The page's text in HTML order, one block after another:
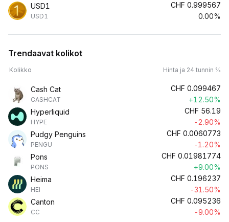
USD1
USD1
CHF 0.999567
0.00%
Trendaavat kolikot
Kolikko Hinta ja 24 tunnin %
Cash Cat
CASHCAT
CHF 0.099467
+12.50%
Hyperliquid
HYPE
CHF 56.19
-2.90%
Pudgy Penguins
PENGU
CHF 0.0060773
-1.20%
Pons
PONS
CHF 0.01981774
+9.00%
Heima
HEI
CHF 0.196237
-31.50%
Canton
CC
CHF 0.095236
-9.00%